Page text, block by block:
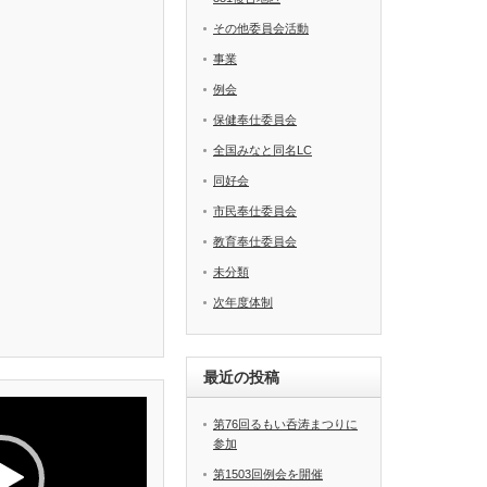
その他委員会活動
事業
例会
保健奉仕委員会
全国みなと同名LC
同好会
市民奉仕委員会
教育奉仕委員会
未分類
次年度体制
最近の投稿
第76回るもい呑涛まつりに
参加
第1503回例会を開催